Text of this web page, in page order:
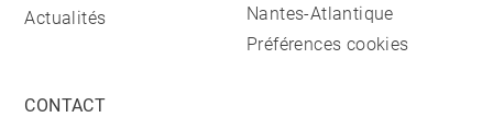
Actualités
Nantes-Atlantique
Préférences cookies
CONTACT